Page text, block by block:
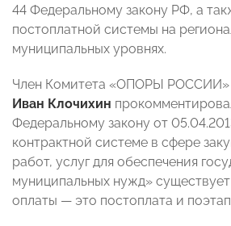
44 Федеральному закону РФ, а
постоплатной системы на
муниципальных уровнях.
Член Комитета «ОПОРЫ РОССИИ»
Иван Клочихин
Федеральному закону от
контрактной системе в сфере
работ, услуг для обеспечения
муниципальных нужд»
оплаты — это постоплата и